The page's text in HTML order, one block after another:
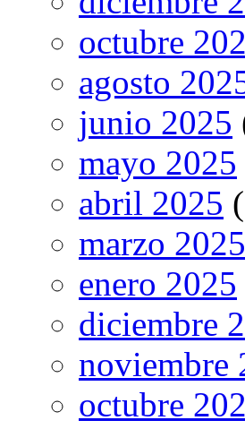
octubre
agosto
junio 2025
mayo 2025
abril 2025
marzo 2025
enero 2025
diciembre
noviembre
octubre